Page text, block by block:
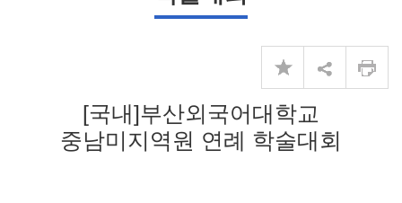
[국내]부산외국어대학교
중남미지역원 연례 학술대회